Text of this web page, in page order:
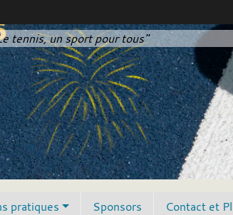
tennis, un sport pour tous"
pratiques Sponsors Contact et